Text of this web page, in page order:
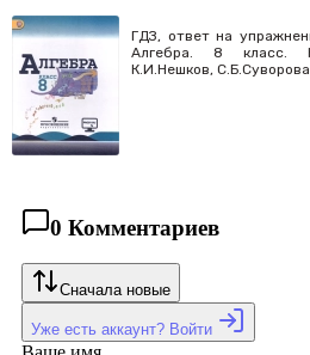
ГДЗ, ответ на
Алгебра. 8 класс.
К.И.Нешков,